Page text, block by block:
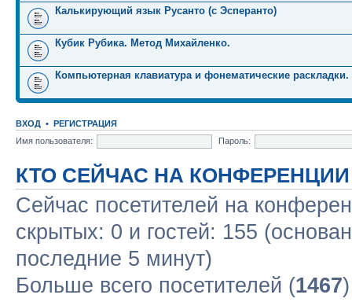
Калькирующий язык Русанто (с Эсперанто)
Кубик Рубика. Метод Михайленко.
Компьютерная клавиатура и фонематические раскладки.
ВХОД • РЕГИСТРАЦИЯ
Имя пользователя:
Пароль:
КТО СЕЙЧАС НА КОНФЕРЕНЦИИ
Сейчас посетителей на
скрытых: 0 и гостей: 155
последние 5 минут)
Больше всего посетителей (1467